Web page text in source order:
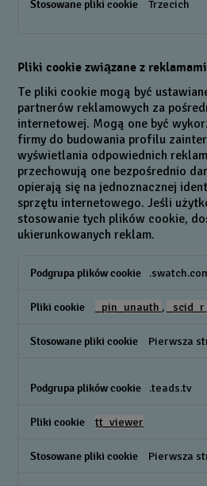
Trzecich
Pliki cookie związane z
Te pliki cookie mogą być
partnerów reklamowych za
internetowej. Mogą one być
firmy do budowania profilu
wyświetlania odpowiednich
przechowują one bezpośrednio
opierają się na jednoznacznej
sprzętu internetowego. Jeśli
stosowanie tych plików cookie,
ukierunkowanych reklam.
cookie
_pin_unauth , _scid_r
Pierwsza
.teads.tv
tt_viewer
Pierwsza